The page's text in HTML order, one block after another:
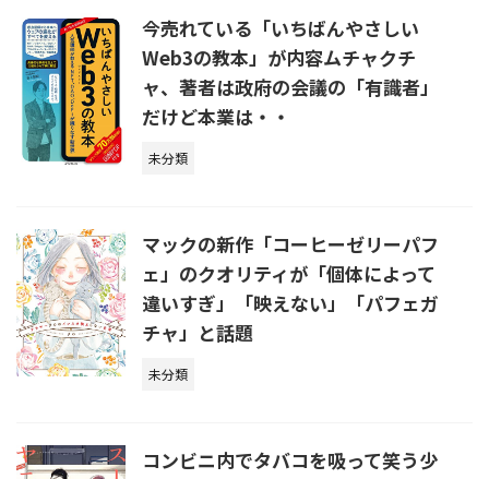
今売れている「いちばんやさしい
Web3の教本」が内容ムチャクチ
ャ、著者は政府の会議の「有識者」
だけど本業は・・
未分類
マックの新作「コーヒーゼリーパフ
ェ」のクオリティが「個体によって
違いすぎ」「映えない」「パフェガ
チャ」と話題
未分類
コンビニ内でタバコを吸って笑う少